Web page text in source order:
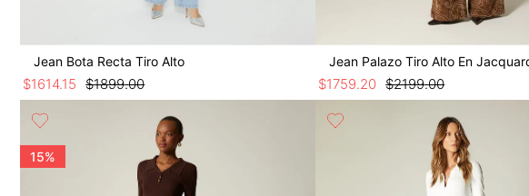
Jean Bota Recta Tiro Alto
$1899.00
$1614.15
Jean Palazo Tiro Alto En
$2199.00
$1759.20
15%